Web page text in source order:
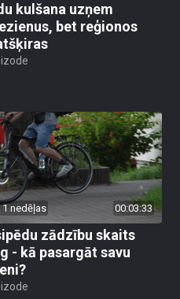
kulšana uzņem
bet reģionos
nedēļas 00:03:33
zādzību skaits
- kā pasargāt savu